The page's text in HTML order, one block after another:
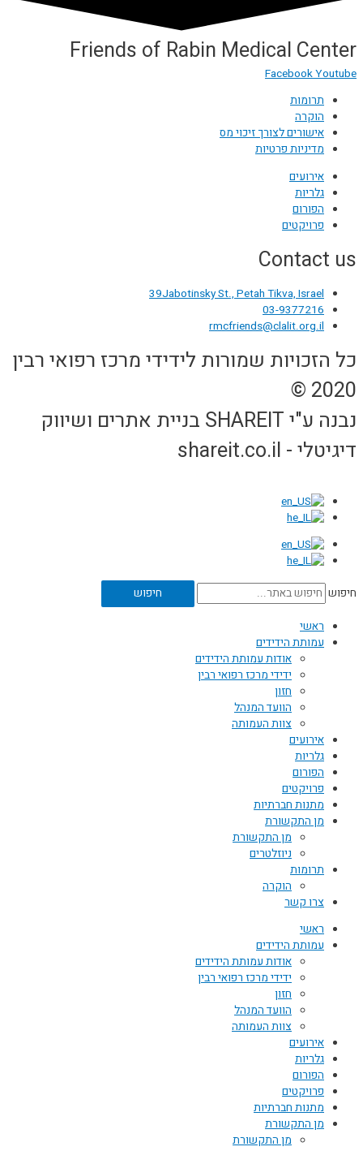
Friends of Rabin Medical Center
FacebookYoutube
תרומות
הוקרה
אישורים לצורך זיכוי מס
מדיניות פרטיות
אירועים
גלריות
הפורום
פרויקטים
Contact us
39Jabotinsky St., Petah Tikva, Israel
03-9377216
rmcfriends@clalit.org.il
כל הזכויות שמורות לידידי מרכז רפואי רבין
2020 ©
נבנה ע"י SHAREIT בניית אתרים ושיווק
דיגיטלי - shareit.co.il
חיפוש חיפוש
ראשי
עמותת הידידים
אודות עמותת הידידים
ידידי מרכז רפואי רבין
חזון
הוועד המנהל
צוות העמותה
אירועים
גלריות
הפורום
פרויקטים
מתנות חברתיות
מן התקשורת
מן התקשורת
ניוזלטרים
תרומות
הוקרה
צרו קשר
ראשי
עמותת הידידים
אודות עמותת הידידים
ידידי מרכז רפואי רבין
חזון
הוועד המנהל
צוות העמותה
אירועים
גלריות
הפורום
פרויקטים
מתנות חברתיות
מן התקשורת
מן התקשורת